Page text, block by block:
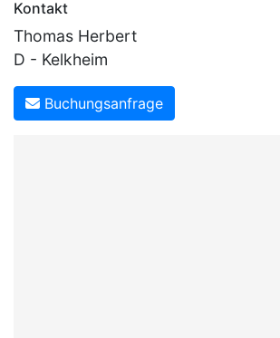
Kontakt
Thomas Herbert
D - Kelkheim
Buchungsanfrage